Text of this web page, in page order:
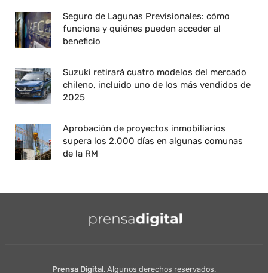
Seguro de Lagunas Previsionales: cómo
funciona y quiénes pueden acceder al
beneficio
Suzuki retirará cuatro modelos del mercado
chileno, incluido uno de los más vendidos de
2025
Aprobación de proyectos inmobiliarios
supera los 2.000 días en algunas comunas
de la RM
Prensa Digital. Algunos derechos reservados.